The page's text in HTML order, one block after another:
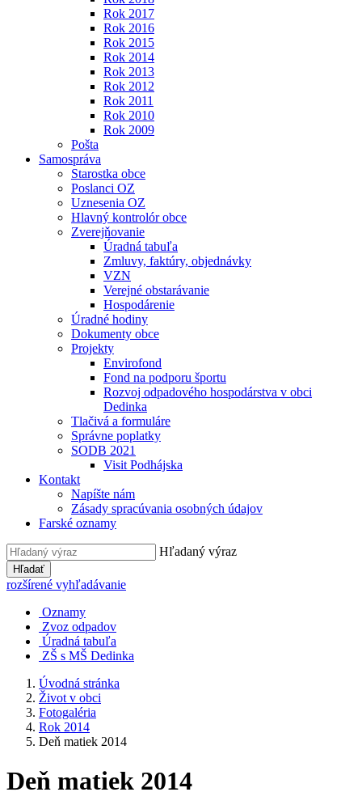
Rok 2017
Rok 2016
Rok 2015
Rok 2014
Rok 2013
Rok 2012
Rok 2011
Rok 2010
Rok 2009
Pošta
Samospráva
Starostka obce
Poslanci OZ
Uznesenia OZ
Hlavný kontrolór obce
Zverejňovanie
Úradná tabuľa
Zmluvy, faktúry, objednávky
VZN
Verejné obstarávanie
Hospodárenie
Úradné hodiny
Dokumenty obce
Projekty
Envirofond
Fond na podporu športu
Rozvoj odpadového hospodárstva v obci
Dedinka
Tlačivá a formuláre
Správne poplatky
SODB 2021
Visit Podhájska
Kontakt
Napíšte nám
Zásady spracúvania osobných údajov
Farské oznamy
Hľadaný výraz
Hľadať
rozšírené vyhľadávanie
Oznamy
Zvoz odpadov
Úradná tabuľa
ZŠ s MŠ Dedinka
Úvodná stránka
Život v obci
Fotogaléria
Rok 2014
Deň matiek 2014
Deň matiek 2014